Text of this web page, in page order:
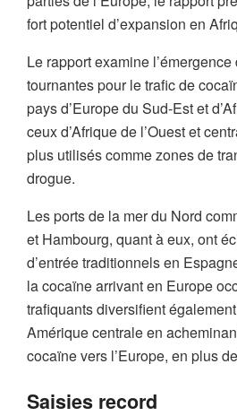
fort potentiel d’expansion en
Le rapport examine
tournantes pour le trafic de
pays d’Europe du Sud-Est et
ceux d’Afrique de l’Ouest et
plus utilisés comme zones de
drogue.
Les ports de la mer du Nord
et Hambourg, quant à eux, ont
d’entrée traditionnels en
la cocaïne arrivant en Europe
trafiquants diversifient
Amérique centrale en
cocaïne vers l’Europe, en plus
Saisies record